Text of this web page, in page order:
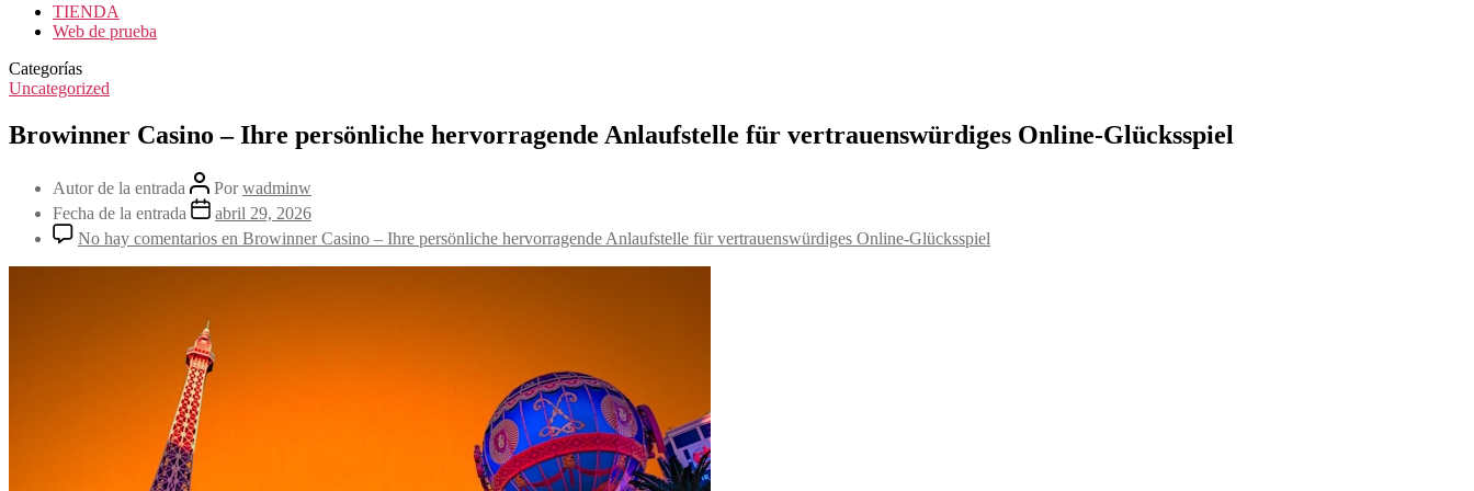
TIENDA
Web de prueba
Categorías
Uncategorized
Browinner Casino – Ihre persönliche hervorragende Anlaufstelle für vertrauenswürdiges Online-Glücksspiel
Autor de la entrada Porwadminw
Fecha de la entrada
abril 29, 2026
No hay comentarios en Browinner Casino – Ihre persönliche hervorragende Anlaufstelle für vertrauenswürdiges Online-Glücksspiel